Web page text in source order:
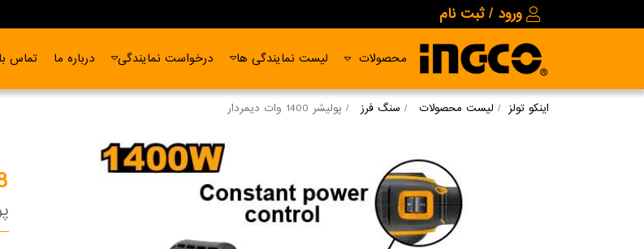
ورود / ثبت نام
محصولات لیست نمایندگی ها درخواست نمایندگی درباره ما تماس
اینکو تولز لیست محصولات سنگ فرز پولیشر 1400 وات دیمردار